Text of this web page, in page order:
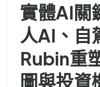
實體AI關
人AI、自
Rubin重
圖與投資